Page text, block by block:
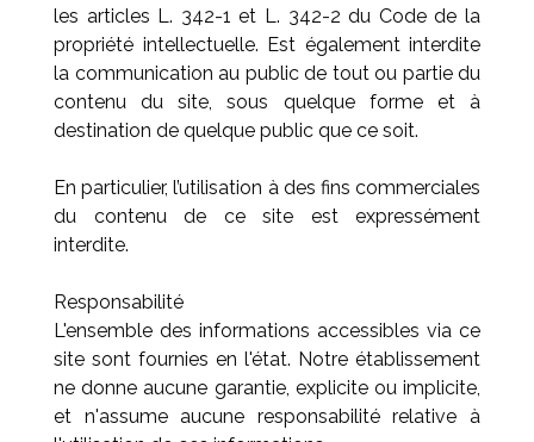
les articles L. 342-1 et L. 342-2 du Code de la
propriété intellectuelle. Est également interdite
la communication au public de tout ou partie du
contenu du site, sous quelque forme et à
destination de quelque public que ce soit.
En particulier, l’utilisation à des fins commerciales
du contenu de ce site est expressément
interdite.
Responsabilité
L'ensemble des informations accessibles via ce
site sont fournies en l'état. Notre établissement
ne donne aucune garantie, explicite ou implicite,
et n'assume aucune responsabilité relative à